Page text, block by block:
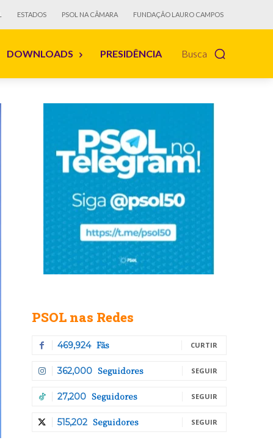
ESTADOS PSOL NA CÂMARA FUNDAÇÃO LAURO CAMPOS
Busca
DOWNLOADS PRESIDÊNCIA
PSOL nas Redes
469,924 Fãs CURTIR
362,000 Seguidores SEGUIR
27,200 Seguidores SEGUIR
515,202 Seguidores SEGUIR